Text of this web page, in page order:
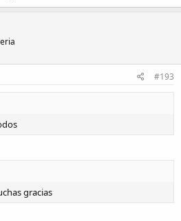
#193
gracias